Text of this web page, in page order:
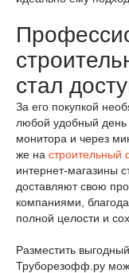
стал
За его покупкой
любой удобный день
монитора и через
же на строительный
интернет-магазины
доставляют свою
компаниями,
полной целости и
Разместить
Труборезофф.ру